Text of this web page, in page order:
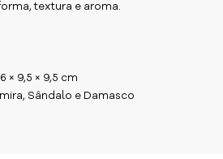
textura e aroma.
× 9,5 × 9,5 cm
Sândalo e Damasco